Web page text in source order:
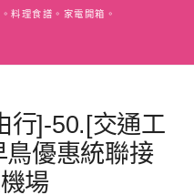
料理食譜。家電開箱。
行]-50.[交通工
優惠統聯接
場